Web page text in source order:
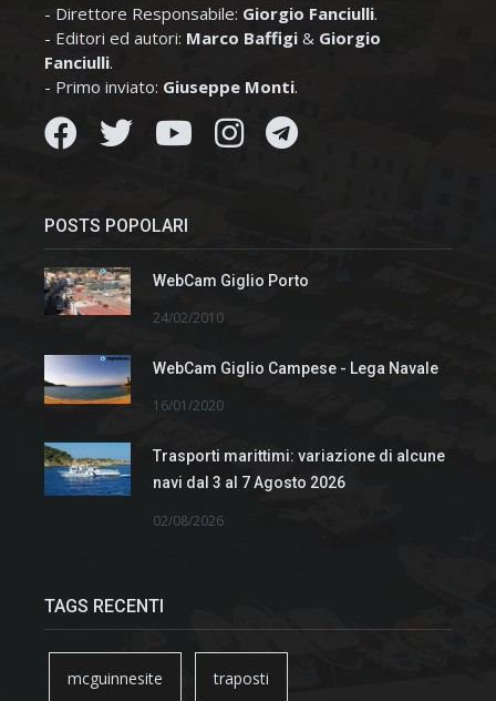
- Direttore Responsabile: Giorgio Fanciulli.
- Editori ed autori: Marco Baffigi & Giorgio
Fanciulli.
- Primo inviato: Giuseppe Monti.
POSTS POPOLARI
WebCam Giglio Porto
24/02/2010
WebCam Giglio Campese - Lega Navale
16/01/2020
Trasporti marittimi: variazione di alcune
navi dal 3 al 7 Agosto 2026
02/08/2026
TAGS RECENTI
mcguinnesite traposti